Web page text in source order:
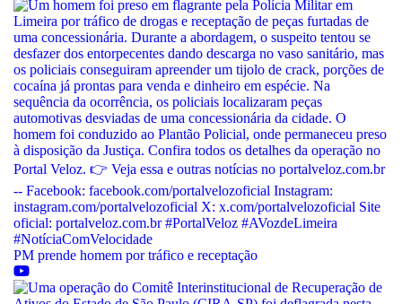
PM prende homem por tráfico e receptação